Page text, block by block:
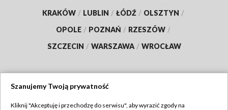
KRAKÓW / LUBLIN / ŁÓDŹ / OLSZTYN /
OPOLE / POZNAŃ / RZESZÓW /
SZCZECIN / WARSZAWA / WROCŁAW
Szanujemy Twoją prywatność
Kliknij "Akceptuję i przechodzę do serwisu", aby wyrazić zgody na